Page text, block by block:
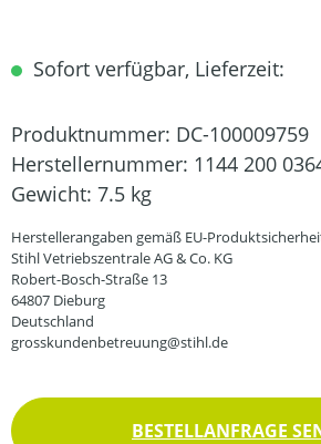
Sofort verfügbar, Lieferzeit:
Produktnummer: DC-100009759
Herstellernummer: 1144 200
Gewicht: 7.5 kg
Herstellerangaben gemäß EU-
Stihl Vetriebszentrale AG & Co. KG
Robert-Bosch-Straße 13
64807 Dieburg
Deutschland
grosskundenbetreuung@stihl.de
BESTELLANFRAGE